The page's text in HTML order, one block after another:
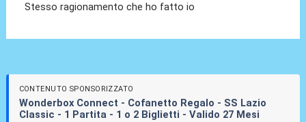
Stesso ragionamento che ho fatto io
CONTENUTO SPONSORIZZATO
Wonderbox Connect - Cofanetto Regalo - SS Lazio
Classic - 1 Partita - 1 o 2 Biglietti - Valido 27 Mesi